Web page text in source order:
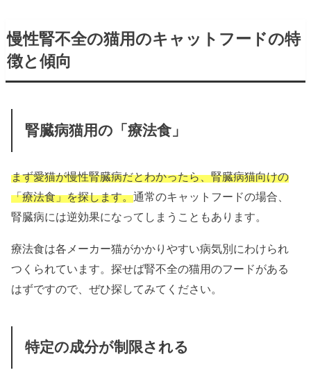
慢性腎不全の猫用のキャットフードの特
徴と傾向
腎臓病猫用の「療法食」
まず愛猫が慢性腎臓病だとわかったら、腎臓病猫向けの
「療法食」を探します。通常のキャットフードの場合、
腎臓病には逆効果になってしまうこともあります。
療法食は各メーカー猫がかかりやすい病気別にわけられ
つくられています。探せば腎不全の猫用のフードがある
はずですので、ぜひ探してみてください。
特定の成分が制限される